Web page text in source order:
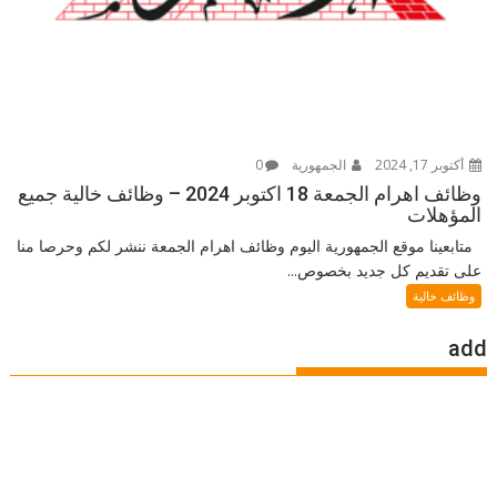
أكتوبر 17, 2024 الجمهورية 0
وظائف اهرام الجمعة 18 اكتوبر 2024 – وظائف خالية جميع
المؤهلات
متابعينا موقع الجمهورية اليوم وظائف اهرام الجمعة ننشر لكم وحرصا منا
على تقديم كل جديد بخصوص...
وظائف خالية
add